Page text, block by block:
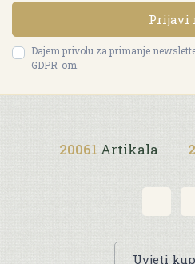
Prijavi
Dajem privolu za primanje
GDPR-om.
20061 Artikala
Uvjeti